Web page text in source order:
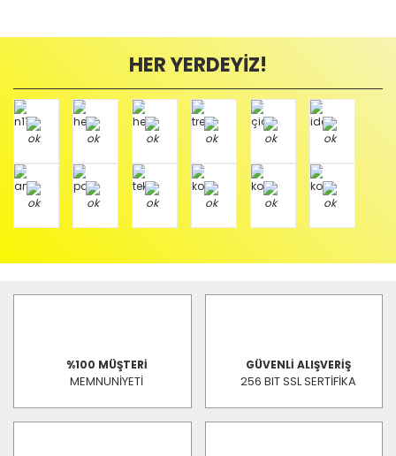
HER YERDEYİZ!
%100 MÜŞTERİ
MEMNUNİYETİ
GÜVENLİ ALIŞVERİŞ
256 BIT SSL SERTİFİKA